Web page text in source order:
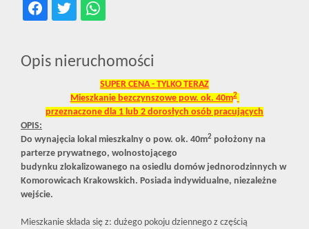
Opis nieruchomości
SUPER CENA - TYLKO TERAZ
Mieszkanie bezczynszowe pow. ok. 40m2
przeznaczone dla 1 lub 2 dorosłych osób pracujących
OPIS:
Do wynajęcia lokal mieszkalny o pow. ok. 40m2 położony na
parterze prywatnego, wolnostojącego
budynku zlokalizowanego na osiedlu domów jednorodzinnych w
Komorowicach Krakowskich. Posiada indywidualne, niezależne
wejście.
Mieszkanie składa się z: dużego pokoju dziennego z częścią